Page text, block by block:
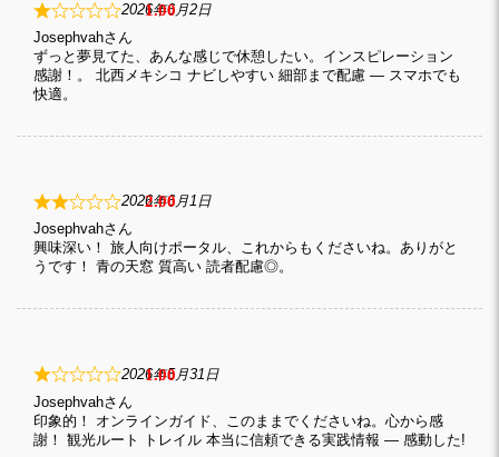
1
2026年6月2日
ずっと夢見てた、あんな感じで休憩したい。インスピレーション
感謝！。 北西メキシコ ナビしやすい 細部まで配慮 — スマホでも
快適。
Josephvah
2
2026年6月1日
興味深い！ 旅人向けポータル、これからもくださいね。ありがと
うです！ 青の天窓 質高い 読者配慮◎。
Josephvah
1
2026年5月31日
印象的！ オンラインガイド、このままでくださいね。心から感
謝！ 観光ルート トレイル 本当に信頼できる実践情報 — 感動した!
Josephvah